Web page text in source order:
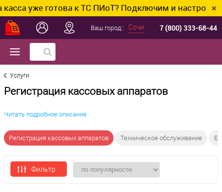
уже готова к ТС ПИоТ? Подключим и настроим без
✕
Ваш город:: Сочи 7 (800) 333-68-44
Услуги
Регистрация кассовых аппаратов
Читать подробное описание
Регистрация кассовых аппаратов Техническое обслуживание
Фильтр